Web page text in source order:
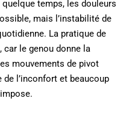
temps, les douleurs
mais l’instabilité de
La pratique de
le genou donne la
mouvements de pivot
l’inconfort et beaucoup